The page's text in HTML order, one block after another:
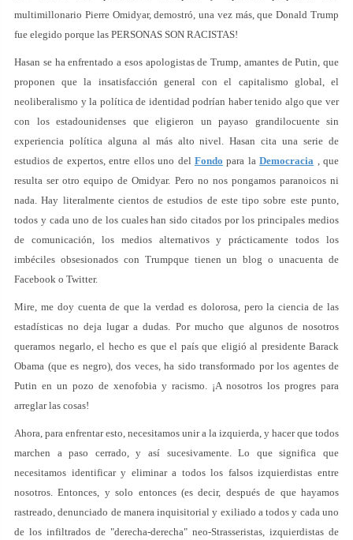
multimillonario Pierre Omidyar, demostró, una vez más, que Donald Trump
fue elegido porque las PERSONAS SON RACISTAS!
Hasan se ha enfrentado a esos apologistas de Trump, amantes de Putin, que
proponen que la insatisfacción general con el capitalismo global, el
neoliberalismo y la política de identidad podrían haber tenido algo que ver
con los estadounidenses que eligieron un payaso grandilocuente sin
experiencia política alguna al más alto nivel. Hasan cita una serie de
estudios de expertos, entre ellos uno del Fondo para laDemocracia , que
resulta ser otro equipo de Omidyar. Pero no nos pongamos paranoicos ni
nada. Hay literalmente cientos de estudios de este tipo sobre este punto,
todos y cada uno de los cuales han sido citados por los principales medios
de comunicación, los medios alternativos y prácticamente todos los
imbéciles obsesionados con Trumpque tienen un blog o unacuenta de
Facebook o Twitter.
Mire, me doy cuenta de que la verdad es dolorosa, pero la ciencia de las
estadísticas no deja lugar a dudas. Por mucho que algunos de nosotros
queramos negarlo, el hecho es que el país que eligió al presidente Barack
Obama (que es negro), dos veces, ha sido transformado por los agentes de
Putin en un pozo de xenofobia y racismo. ¡A nosotros los progres para
arreglar las cosas!
Ahora, para enfrentar esto, necesitamos unir a la izquierda, y hacer que todos
marchen a paso cerrado, y así sucesivamente. Lo que significa que
necesitamos identificar y eliminar a todos los falsos izquierdistas entre
nosotros. Entonces, y solo entonces (es decir, después de que hayamos
rastreado, denunciado de manera inquisitorial y exiliado a todos y cada uno
de los infiltrados de "derecha-derecha" neo-Strasseristas, izquierdistas de